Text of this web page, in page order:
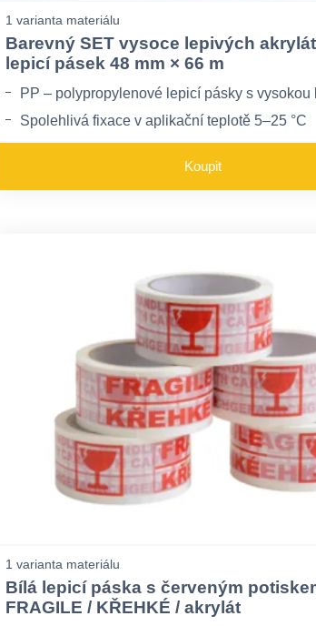
1 varianta materiálu
Barevný SET vysoce lepivých
lepicí pásek 48 mm × 66 m
PP – polypropylenové lepicí pásky s vysokou
Spolehlivá fixace v aplikační teplotě 5–25 °C
Možná ztráta lepivosti při teplotách pod 5 °C
Koupit
1 varianta materiálu
Bílá lepicí páska s červeným
FRAGILE / KŘEHKÉ / akrylát